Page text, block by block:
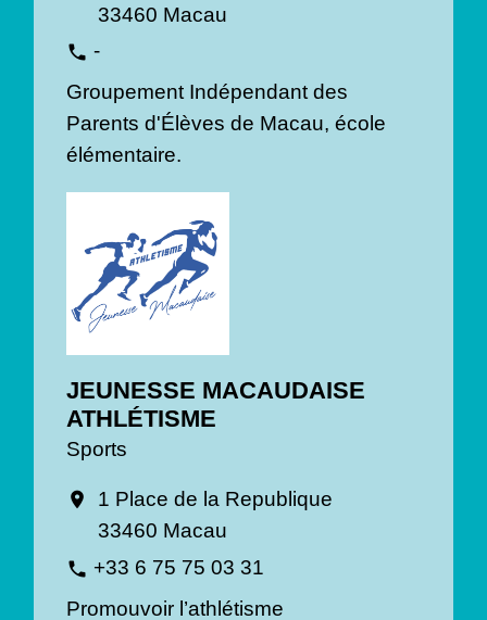
33460 Macau
phone -
Groupement Indépendant des
Parents d'Élèves de Macau, école
élémentaire.
JEUNESSE MACAUDAISE
ATHLÉTISME
Sports
location_on
1 Place de la Republique
33460 Macau
phone +33 6 75 75 03 31
Promouvoir l’athlétisme